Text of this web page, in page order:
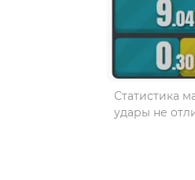
Статистика
удары не